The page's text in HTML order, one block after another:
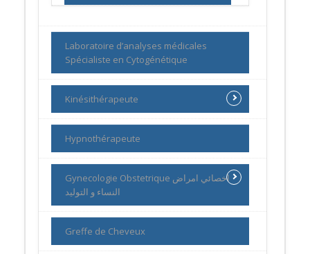
Laboratoire d’analyses médicales
Spécialiste en Cytogénétique
Kinésithérapeute
Hypnothérapeute
Gynecologie Obstetrique اخصائي امراض
النساء و التوليد
Greffe de Cheveux